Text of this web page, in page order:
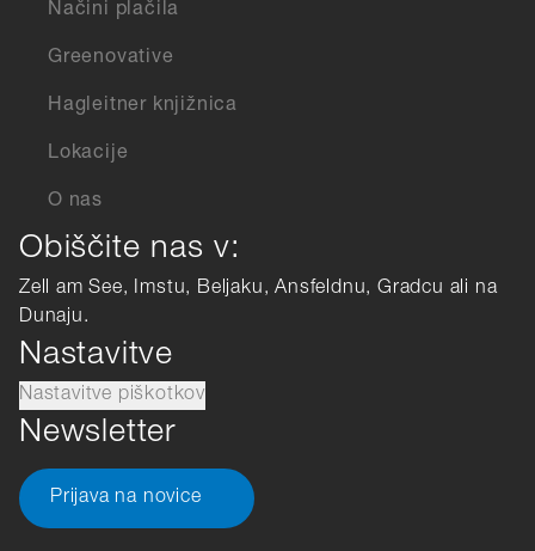
Načini plačila
Greenovative
Hagleitner knjižnica
Lokacije
O nas
Obiščite nas v:
Zell am See, Imstu, Beljaku, Ansfeldnu, Gradcu ali na
Dunaju.
Nastavitve
Nastavitve piškotkov
Newsletter
Prijava na novice